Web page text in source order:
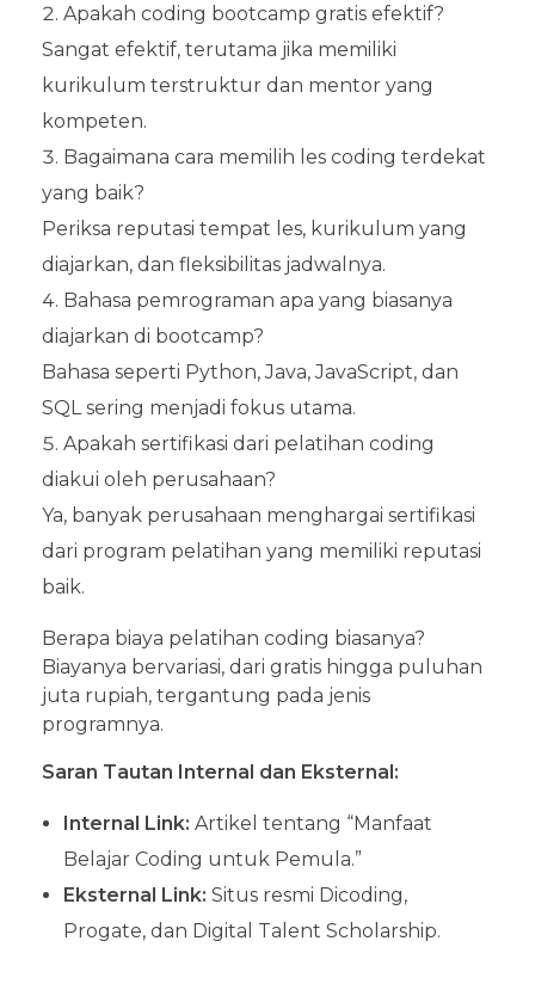
Apakah coding bootcamp gratis efektif?
Sangat efektif, terutama jika memiliki
kurikulum terstruktur dan mentor yang
kompeten.
Bagaimana cara memilih les coding terdekat
yang baik?
Periksa reputasi tempat les, kurikulum yang
diajarkan, dan fleksibilitas jadwalnya.
Bahasa pemrograman apa yang biasanya
diajarkan di bootcamp?
Bahasa seperti Python, Java, JavaScript, dan
SQL sering menjadi fokus utama.
Apakah sertifikasi dari pelatihan coding
diakui oleh perusahaan?
Ya, banyak perusahaan menghargai sertifikasi
dari program pelatihan yang memiliki reputasi
baik.
Berapa biaya pelatihan coding biasanya?
Biayanya bervariasi, dari gratis hingga puluhan
juta rupiah, tergantung pada jenis
programnya.
Saran Tautan Internal dan Eksternal:
Internal Link: Artikel tentang “Manfaat
Belajar Coding untuk Pemula.”
Eksternal Link: Situs resmi Dicoding,
Progate, dan Digital Talent Scholarship.